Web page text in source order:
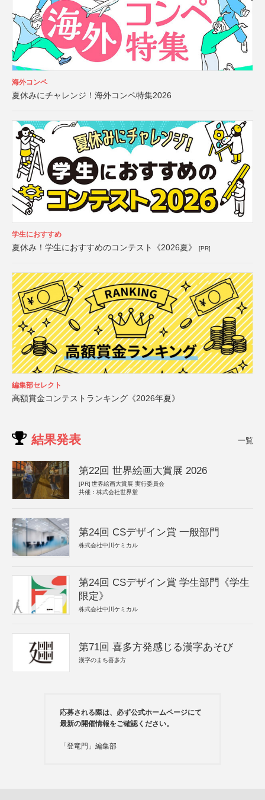
海外コンペ
夏休みにチャレンジ！海外コンペ特集2026
学生におすすめ
夏休み！学生におすすめのコンテスト《2026夏》 [PR]
編集部セレクト
高額賞金コンテストランキング《2026年夏》
結果発表 一覧
第22回 世界絵画大賞展 2026
[PR] 世界絵画大賞展 実行委員会
共催：株式会社世界堂
第24回 CSデザイン賞 一般部門
株式会社中川ケミカル
第24回 CSデザイン賞 学生部門《学生
限定》
株式会社中川ケミカル
第71回 喜多方発感じる漢字あそび
漢字のまち喜多方
応募される際は、必ず公式ホームページにて
最新の開催情報をご確認ください。
「登竜門」編集部